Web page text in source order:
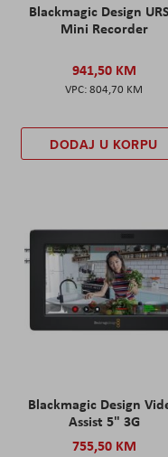
Blackmagic Design
Mini Recorder
941,50 KM
804,70 KM
DODAJ U KORPU
Blackmagic Design
Assist 5" 3G
755,50 KM